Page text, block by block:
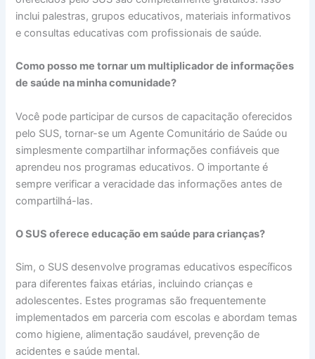
inclui palestras, grupos educativos, materiais informativos
e consultas educativas com profissionais de saúde.
Como posso me tornar um multiplicador de informações
de saúde na minha comunidade?
Você pode participar de cursos de capacitação oferecidos
pelo SUS, tornar-se um Agente Comunitário de Saúde ou
simplesmente compartilhar informações confiáveis que
aprendeu nos programas educativos. O importante é
sempre verificar a veracidade das informações antes de
compartilhá-las.
O SUS oferece educação em saúde para crianças?
Sim, o SUS desenvolve programas educativos específicos
para diferentes faixas etárias, incluindo crianças e
adolescentes. Estes programas são frequentemente
implementados em parceria com escolas e abordam temas
como higiene, alimentação saudável, prevenção de
acidentes e saúde mental.